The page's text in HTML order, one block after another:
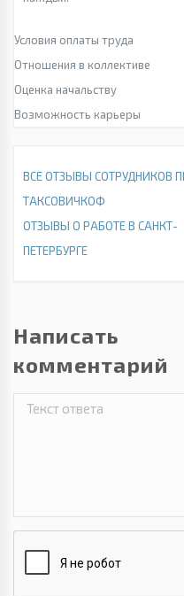
Условия оплаты труда
Отношения в коллективе
Оценка начальству
Возможность карьеры
ВСЕ ОТЗЫВЫ СОТРУДНИКОВ
ТАКСОВИЧКОФ
ОТЗЫВЫ О РАБОТЕ В САНКТ-
ПЕТЕРБУРГЕ
Написать
комментарий